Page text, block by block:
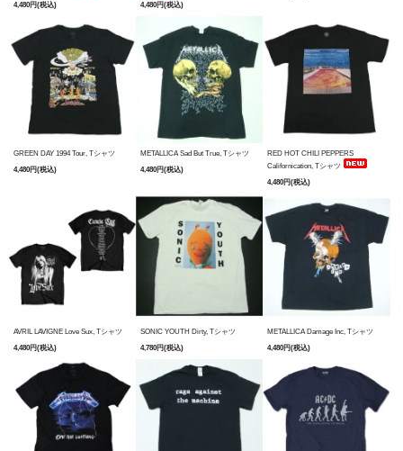
4,480円(税込)
4,480円(税込)
GREEN DAY 1994 Tour, Tシャツ
4,480円(税込)
METALLICA Sad But True, Tシャツ
4,480円(税込)
RED HOT CHILI PEPPERS
Californication, Tシャツ
4,480円(税込)
AVRIL LAVIGNE Love Sux, Tシャツ
4,480円(税込)
SONIC YOUTH Dirty, Tシャツ
4,780円(税込)
METALLICA Damage Inc, Tシャツ
4,480円(税込)